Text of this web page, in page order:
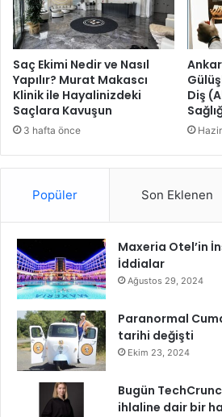
l
a
ç
l
a
m
a
ç
a
h
z
Saç Ekimi Nedir ve Nasıl
Yapılır? Murat Makascı
Klinik ile Hayalinizdeki
Saçlara Kavuşun
3 hafta önce
Diş
Popüler Son Eklenen
Maxeria Otel’in
İddialar
Ağustos 29, 2024
Paranormal
tarihi değişti
Ekim 23, 2024
Bugün
ihlaline dair bir